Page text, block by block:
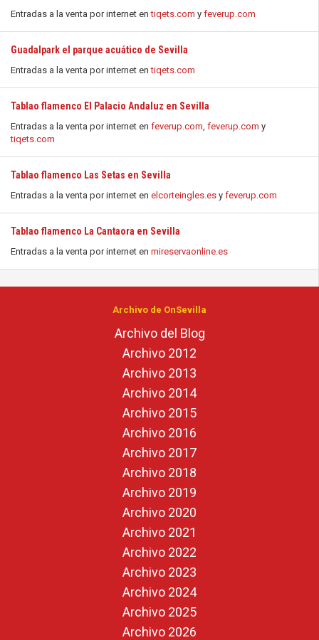
Entradas a la venta por internet entiqets.com y feverup.com
Guadalpark el parque acuático de Sevilla
Entradas a la venta por internet entiqets.com
Tablao flamenco El Palacio Andaluz en Sevilla
Entradas a la venta por internet en feverup.com, feverup.com y
tiqets.com
Tablao flamenco Las Setas en Sevilla
Entradas a la venta por internet en elcorteingles.es y feverup.com
Tablao flamenco La Cantaora en Sevilla
Entradas a la venta por internet en mireservaonline.es
Archivo de OnSevilla
Archivo del Blog
Archivo 2012
Archivo 2013
Archivo 2014
Archivo 2015
Archivo 2016
Archivo 2017
Archivo 2018
Archivo 2019
Archivo 2020
Archivo 2021
Archivo 2022
Archivo 2023
Archivo 2024
Archivo 2025
Archivo 2026